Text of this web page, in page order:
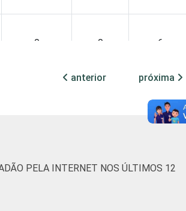
0 0 6
estimuladas. Dados coletados entre julho
anterior próxima
PELA INTERNET NOS ÚLTIMOS 12